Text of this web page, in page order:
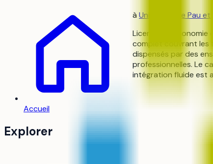
Accueil
Explorer
à Université de Pau
Licence en Économie
complet couvrant les
dispensés par des
professionnelles. Le
intégration fluide est